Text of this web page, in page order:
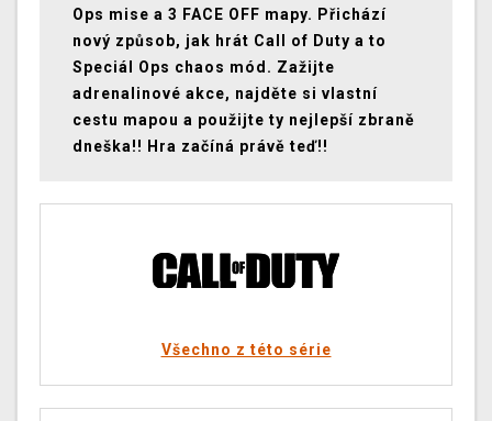
Ops mise a 3 FACE OFF mapy. Přichází
nový způsob, jak hrát Call of Duty a to
Speciál Ops chaos mód. Zažijte
adrenalinové akce, najděte si vlastní
cestu mapou a použijte ty nejlepší zbraně
dneška!! Hra začíná právě teď!!
Všechno z této série